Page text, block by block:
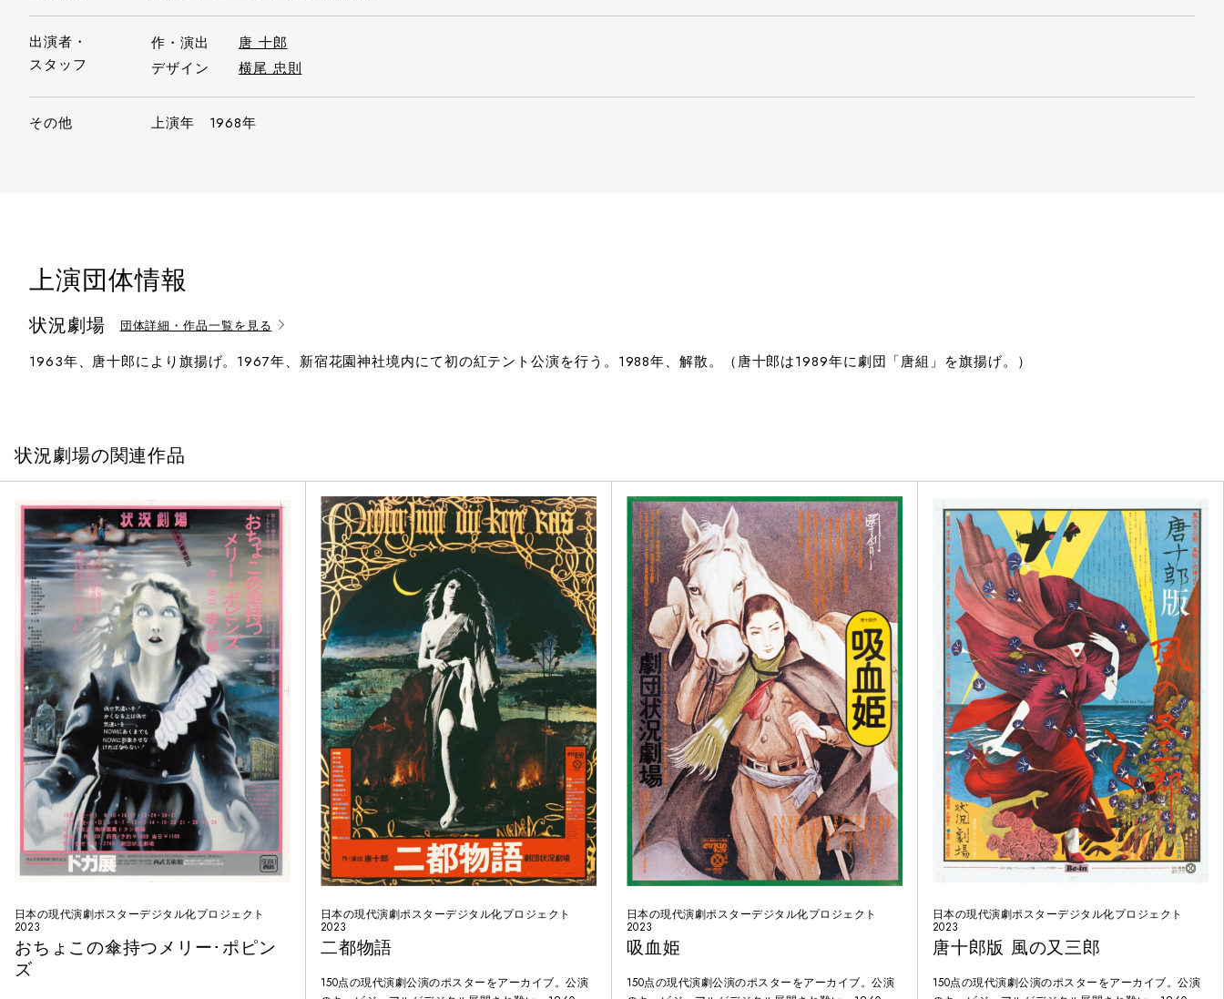
出演者・
スタッフ
作・演出
唐 十郎
デザイン
横尾 忠則
その他 上演年 1968年
上演団体情報
状況劇場 団体詳細・作品一覧を見る
1963年、唐十郎により旗揚げ。1967年、新宿花園神社境内にて初の紅テント公演を行う。1988年、解散。（唐十郎は1989年に劇団「唐組」を旗揚げ。）
状況劇場の関連作品
日本の現代演劇ポスターデジタル化プロジェクト
2023
おちょこの傘持つメリー･ポピン
ズ
日本の現代演劇ポスターデジタル化プロジェクト
2023
二都物語
150点の現代演劇公演のポスターをアーカイブ。公演
日本の現代演劇ポスターデジタル化プロジェクト
2023
吸血姫
150点の現代演劇公演のポスターをアーカイブ。公演
日本の現代演劇ポスターデジタル化プロジェクト
2023
唐十郎版 風の又三郎
150点の現代演劇公演のポスターをアーカイブ。公演